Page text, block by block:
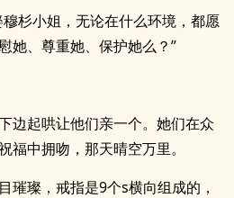
杉小姐，无论在什么环境，都愿
她、尊重她、保护她么？”
边起哄让他们亲一个。她们在众
福中拥吻，那天晴空万里。
璀璨，戒指是9个s横向组成的，